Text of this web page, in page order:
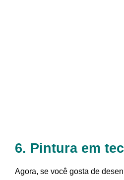
6. Pintura em
Agora, se você gosta de